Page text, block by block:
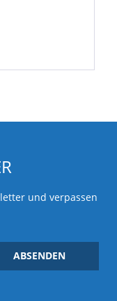
und verpassen
ABSENDEN